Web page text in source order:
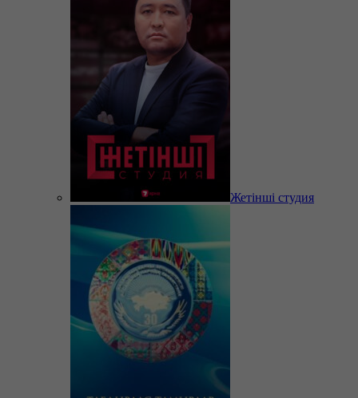
Жетінші студия